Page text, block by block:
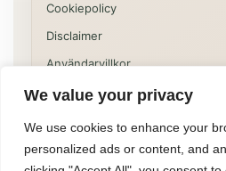
We value your privacy
We use cookies to enhance your
personalized ads or content, and
Cookiepolicy
Disclaimer
Användarvillkor
Vissa delar av sajten kan innehålla
rekommendationer eller
Allformen är informativt och ska
medicinsk, juridisk eller finansiell